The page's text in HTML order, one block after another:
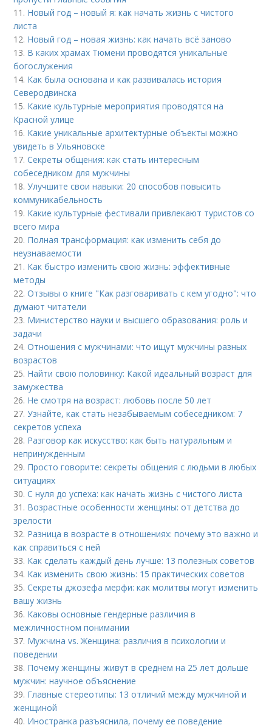
11. Новый год – новый я: как начать жизнь с чистого
листа
12. Новый год – новая жизнь: как начать всё заново
13. В каких храмах Тюмени проводятся уникальные
богослужения
14. Как была основана и как развивалась история
Северодвинска
15. Какие культурные мероприятия проводятся на
Красной улице
16. Какие уникальные архитектурные объекты можно
увидеть в Ульяновске
17.Секреты общения: как стать интересным
собеседником для мужчины
18.Улучшите свои навыки: 20 способов повысить
коммуникабельность
19. Какие культурные фестивали привлекают туристов со
всего мира
20. Полная трансформация: как изменить себя до
неузнаваемости
21. Как быстро изменить свою жизнь: эффективные
методы
22.Отзывы о книге "Как разговаривать с кем угодно": что
думают читатели
23. Министерство науки и высшего образования: роль и
задачи
24.Отношения с мужчинами: что ищут мужчины разных
возрастов
25. Найти свою половинку: Какой идеальный возраст для
замужества
26. Не смотря на возраст: любовь после 50 лет
27.Узнайте, как стать незабываемым собеседником: 7
секретов успеха
28. Разговор как искусство: как быть натуральным и
непринужденным
29. Просто говорите: секреты общения с людьми в любых
ситуациях
30.С нуля до успеха: как начать жизнь с чистого листа
31. Возрастные особенности женщины: от детства до
зрелости
32. Разница в возрасте в отношениях: почему это важно и
как справиться с ней
33. Как сделать каждый день лучше: 13 полезных советов
34. Как изменить свою жизнь: 15 практических советов
35.Секреты джозефа мерфи: как молитвы могут изменить
вашу жизнь
36. Каковы основные гендерные различия в
межличностном понимании
37. Мужчина vs. Женщина: различия в психологии и
поведении
38. Почему женщины живут в среднем на 25 лет дольше
мужчин: научное объяснение
39. Главные стереотипы: 13 отличий между мужчиной и
женщиной
40. Иностранка разъяснила, почему ее поведение